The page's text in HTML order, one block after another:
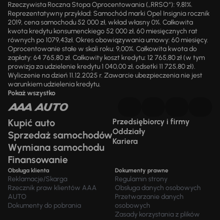
Rzeczywista Roczna Stopa Oprocentowania („RRSO“): 9,81%.
Reprezentatywny przykład: Samochód marki Opel Insignia rocznik
2019, cena samochodu 52 000 zł, wkład własny 0%. Całkowita
kwota kredytu konsumenckiego 52 000 zł, 60 miesięcznych rat
równych po 1079,43zł. Okres obowiązywania umowy: 60 miesięcy.
Oprocentowanie stałe w skali roku: 9,00%. Całkowita kwota do
zapłaty: 64 765,80 zł. Całkowity koszt kredytu: 12 765,80 zł (w tym
prowizja za udzielenie kredytu 1 040,00 zł, odsetki 11 725,80 zł).
Wyliczenie na dzień 11.12.2025 r. Zawarcie ubezpieczenia nie jest
warunkiem udzielenia kredytu.
Pokaż wszystko
Kupić auto
Sprzedaż samochodów
Wymiana samochodu
Finansowanie
Przedsiębiorcy i firmy
Oddziały
Kariera
Obsługa klienta
Reklamacje/Skarga
Rzecznik praw klientów AAA
AUTO
Dokumenty do pobrania
Dokumenty prawne
Regulamin strony
Obsługa danych osobowych
Przetwarzanie danych
osobowych
Zasady korzystania z plików